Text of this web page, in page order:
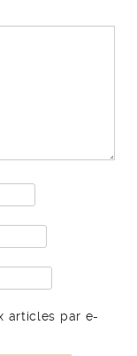
articles par e-